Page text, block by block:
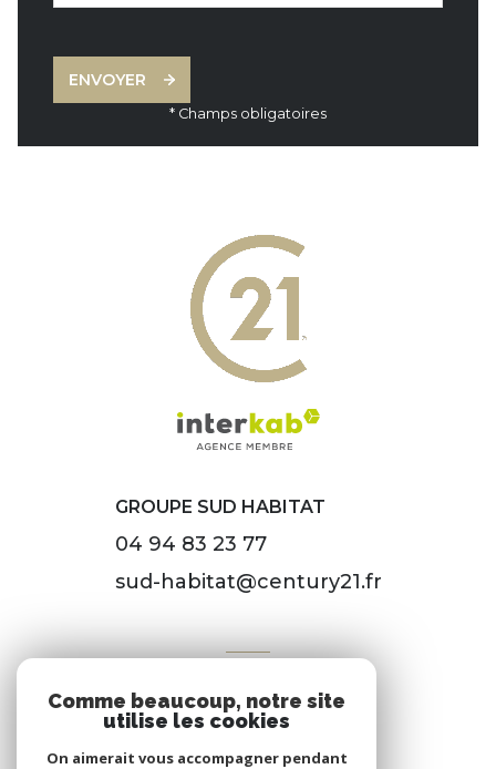
ENVOYER
* Champs obligatoires
GROUPE SUD HABITAT
04 94 83 23 77
sud-habitat@century21.fr
Espace propriétaire
Comme beaucoup, notre site
utilise les cookies
On aimerait vous accompagner pendant